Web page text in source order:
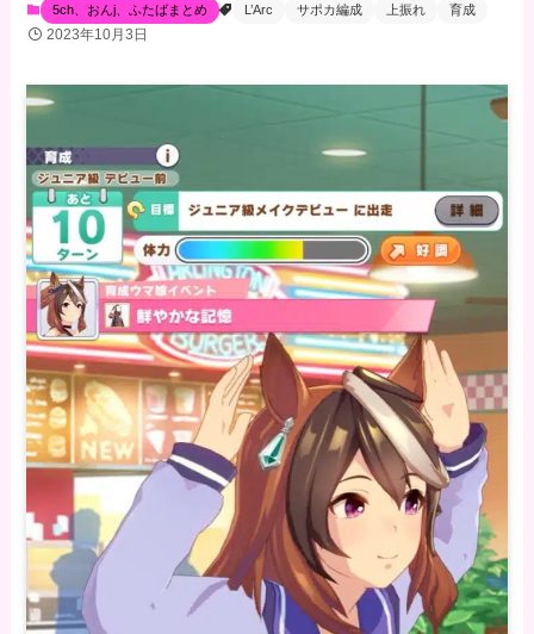
5ch、おんj、ふたばまとめ L’Arc サポカ編成 上振れ 育成
2023年10月3日